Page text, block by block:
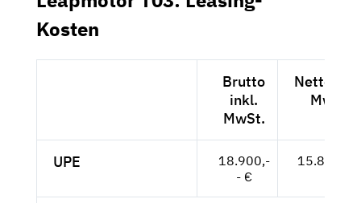
Kosten
Brutto
inkl.
MwSt.
Netto
MwSt.
UPE
18.900,-
- €
15.882,--